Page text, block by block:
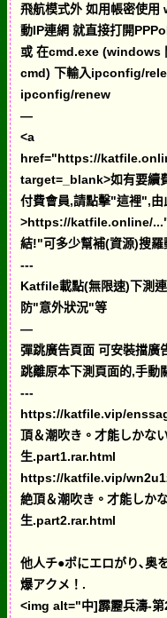
飛航模式外 如用帳密使
動IP連網 就直接打開
或 在cmd.exe (windows
cmd) 下輸入ipconfig/
ipconfig/renew
—
<a
href="https://
target=_blank>如有要續
付費會員,請點擊"這裡",由
>https://katfile.online/
結!"可多少幫補(資源)搜
---
Katfile載點(無限速)下測
防"意外狀況"等
—
彈跳廣告頁面 可安裝擋廣
跳離原本下測頁面的,手動
---
https://katfile.vip/
頂＆潮吹き。才能しかな
生.part1.rar.html
https://katfile.vip/
絶頂＆潮吹き。才能しか
生.part2.rar.html
他人チ●ポにエロがり､奥
爆アクメ！.
<img alt="中]霹靂兵濤-